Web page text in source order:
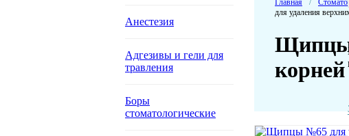
Анестезия
Адгезивы и гели для
травления
Боры
стоматологические
Главная /
для удаления
Щипцы
корней